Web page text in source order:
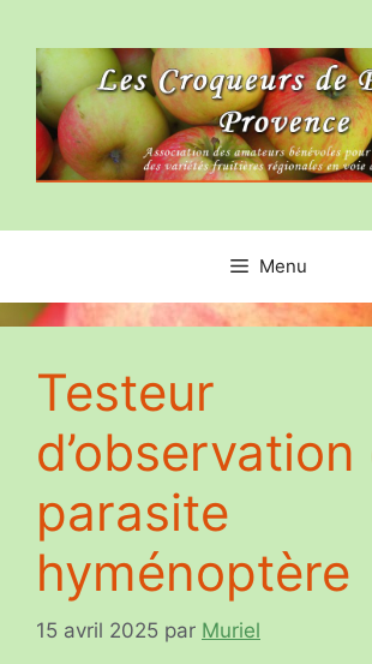
contenu
Menu
Testeur
d’observation
parasite
hyménoptère
15 avril 2025 par Muriel